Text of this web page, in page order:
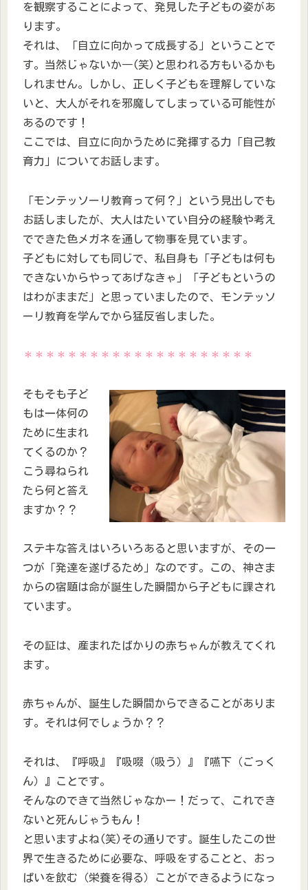
を観察することによって、発見した子どもの姿があ
ります。
それは、「自立に向かって成長する」ということで
す。当然じゃないか―(笑)と思われる方もいるかも
しれません。しかし、正しく子どもを理解していな
いと、大人がそれを邪魔してしまっている可能性が
あるのです！
ここでは、自立に向かうために発揮する力「自己教
育力」についてお話します。
「モンテッソーリ教育って何？」という見出しでも
お話しましたが、大人はたいてい自分の経験や考え
でできた色メガネを通して物事を見ています。
子どもに対しても同じで、私自身も「子どもは何も
できないからやってあげなきゃ」「子どもというの
はわがままだ」と思っていましたので、モンテッソ
ーリ教育を学んでから猛反省しました。
＊＊＊＊＊＊＊＊＊＊＊＊＊＊＊＊＊＊＊＊＊
そもそも子ど
もは一体何の
ために生まれ
てくるのか？
こう尋ねられ
たら何と答え
ますか？？
ステキな答えはいろいろあると思いますが、その一
つが「発達を遂げるため」なのです。この、神さま
からの宿題は命が誕生した瞬間から子どもに課され
ています。
その証は、産まれたばかりの赤ちゃんが教えてくれ
ます。
赤ちゃんが、誕生した瞬間からできることがありま
す。それは何でしょうか？？
それは、『呼吸』『吸啜（吸う）』『嚥下（ごっく
ん）』ことです。
そんなのできて当然じゃなかー！だって、これでき
ないと死んじゃうもん！
と思いますよね(笑)その通りです。誕生したこの世
界で生きるために必要な、呼吸をすることと、おっ
ぱいを飲む（栄養を得る）ことができるようになっ